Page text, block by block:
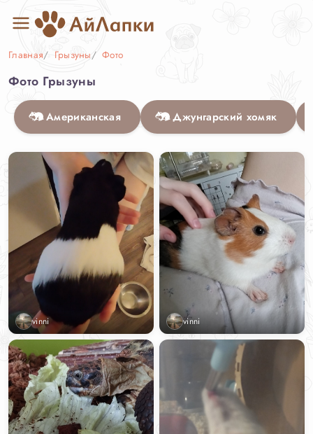
Главная Грызуны Фото
Фото Грызуны
Американская Джунгарский хомяк
vinni vinni